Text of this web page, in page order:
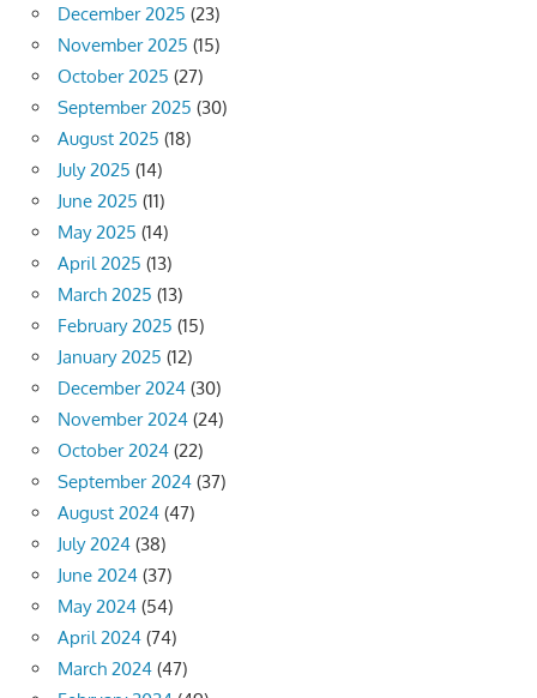
December 2025 (23)
November 2025 (15)
October 2025 (27)
September 2025 (30)
August 2025 (18)
July 2025 (14)
June 2025 (11)
May 2025 (14)
April 2025 (13)
March 2025 (13)
February 2025 (15)
January 2025 (12)
December 2024 (30)
November 2024 (24)
October 2024 (22)
September 2024 (37)
August 2024 (47)
July 2024 (38)
June 2024 (37)
May 2024 (54)
April 2024 (74)
March 2024 (47)